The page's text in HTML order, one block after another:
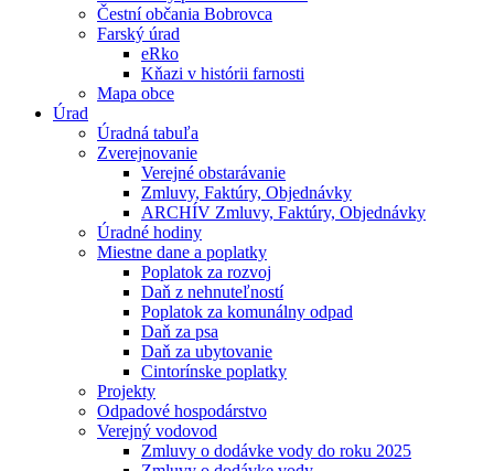
Čestní občania Bobrovca
Farský úrad
eRko
Kňazi v histórii farnosti
Mapa obce
Úrad
Úradná tabuľa
Zverejnovanie
Verejné obstarávanie
Zmluvy, Faktúry, Objednávky
ARCHÍV Zmluvy, Faktúry, Objednávky
Úradné hodiny
Miestne dane a poplatky
Poplatok za rozvoj
Daň z nehnuteľností
Poplatok za komunálny odpad
Daň za psa
Daň za ubytovanie
Cintorínske poplatky
Projekty
Odpadové hospodárstvo
Verejný vodovod
Zmluvy o dodávke vody do roku 2025